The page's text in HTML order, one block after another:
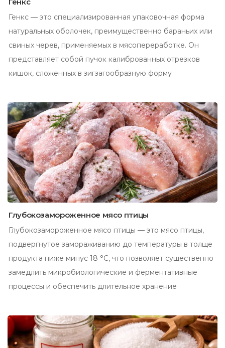
Генкс
Генкс — это специализированная упаковочная форма
натуральных оболочек, преимущественно бараньих или
свиных черев, применяемых в мясопереработке. Он
представляет собой пучок калиброванных отрезков
кишок, сложенных в зигзагообразную форму
Глубокозамороженное мясо птицы
Глубокозамороженное мясо птицы — это мясо птицы,
подвергнутое замораживанию до температуры в толще
продукта ниже минус 18 °C, что позволяет существенно
замедлить микробиологические и ферментативные
процессы и обеспечить длительное хранение